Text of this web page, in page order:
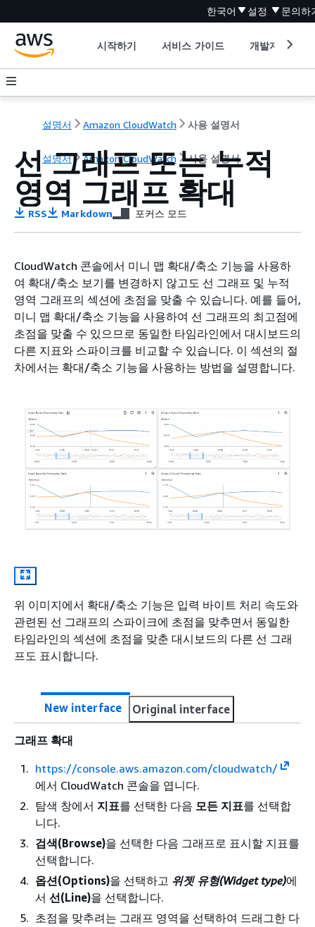
한국어 설정 문의하
시작하기 서비스 가이드 개발자 도구
설명서 Amazon CloudWatch 사용 설명서
설명서 Amazon CloudWatch 사용 설명서
선 그래프 또는 누적
영역 그래프 확대
RSS Markdown 포커스 모드
CloudWatch 콘솔에서 미니 맵 확대/축소 기능을 사용하
여 확대/축소 보기를 변경하지 않고도 선 그래프 및 누적
영역 그래프의 섹션에 초점을 맞출 수 있습니다. 예를 들어,
미니 맵 확대/축소 기능을 사용하여 선 그래프의 최고점에
초점을 맞출 수 있으므로 동일한 타임라인에서 대시보드의
다른 지표와 스파이크를 비교할 수 있습니다. 이 섹션의 절
차에서는 확대/축소 기능을 사용하는 방법을 설명합니다.
위 이미지에서 확대/축소 기능은 입력 바이트 처리 속도와
관련된 선 그래프의 스파이크에 초점을 맞추면서 동일한
타임라인의 섹션에 초점을 맞춘 대시보드의 다른 선 그래
프도 표시합니다.
New interface Original interface
그래프 확대
https://console.aws.amazon.com/cloudwatch/
에서 CloudWatch 콘솔을 엽니다.
탐색 창에서 지표를 선택한 다음 모든 지표를 선택합
니다.
검색(Browse)을 선택한 다음 그래프로 표시할 지표를
선택합니다.
옵션(Options)을 선택하고 위젯 유형(Widget type)에
서 선(Line)을 선택합니다.
초점을 맞추려는 그래프 영역을 선택하여 드래그한 다